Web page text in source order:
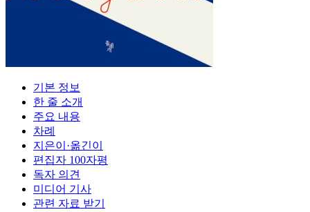
기본 정보
한 줄 소개
주요 내용
차례
지은이·옮긴이
편집자 100자평
독자 의견
미디어 기사
관련 자료 받기